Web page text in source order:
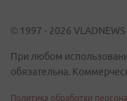
© 1997 - 2026 VLADNEWS
При любом
обязательна.
Политика обработки